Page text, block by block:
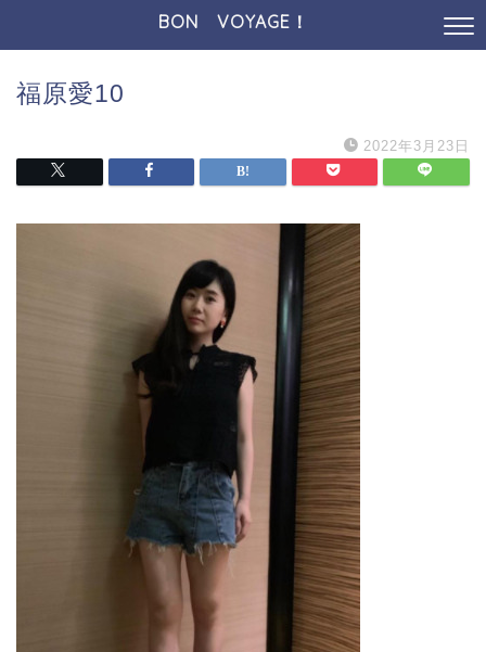
BON VOYAGE！
福原愛10
2022年3月23日